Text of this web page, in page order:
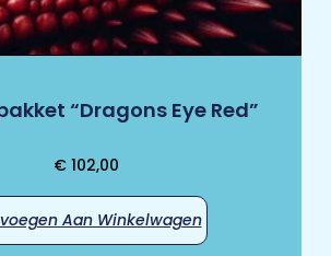
“Dragons Eye Red”
€ 102,00
Aan Winkelwagen